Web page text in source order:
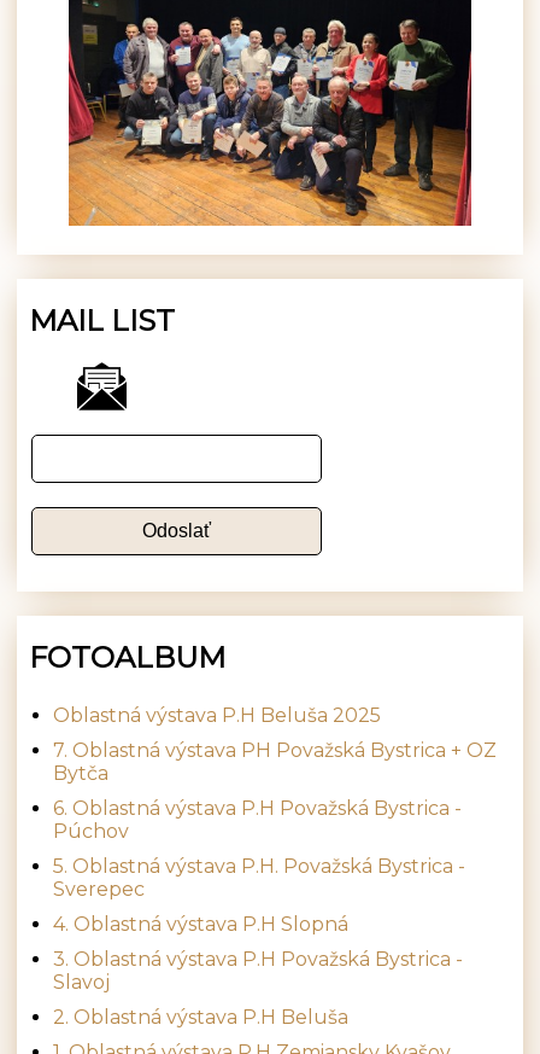
MAIL LIST
FOTOALBUM
Oblastná výstava P.H Beluša 2025
7. Oblastná výstava PH Považská Bystrica + OZ
Bytča
6. Oblastná výstava P.H Považská Bystrica -
Púchov
5. Oblastná výstava P.H. Považská Bystrica -
Sverepec
4. Oblastná výstava P.H Slopná
3. Oblastná výstava P.H Považská Bystrica -
Slavoj
2. Oblastná výstava P.H Beluša